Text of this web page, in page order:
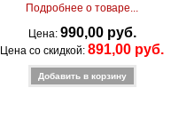
Подробнее о товаре...
Цена: 990,00 руб.
Цена со скидкой:891,00 руб.